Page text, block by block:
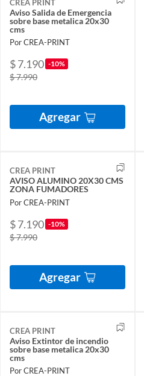
CREA PRINT
Aviso Salida de Emergencia
sobre base metalica 20x30
cms
Por CREA-PRINT
$ 7.190 -10%
$ 7.990
Agregar
CREA PRINT
AVISO ALUMINO 20X30 CMS
ZONA FUMADORES
Por CREA-PRINT
$ 7.190 -10%
$ 7.990
Agregar
CREA PRINT
Aviso Extintor de incendio
sobre base metalica 20x30
cms
Por CREA-PRINT